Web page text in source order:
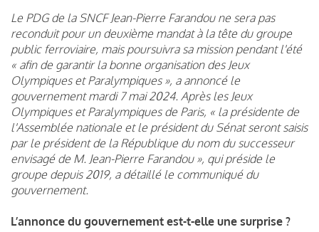
Le PDG de la SNCF Jean-Pierre Farandou ne sera pas
reconduit pour un deuxième mandat à la tête du groupe
public ferroviaire, mais poursuivra sa mission pendant l'été
« afin de garantir la bonne organisation des Jeux
Olympiques et Paralympiques », a annoncé le
gouvernement mardi 7 mai 2024. Après les Jeux
Olympiques et Paralympiques de Paris, « la présidente de
l'Assemblée nationale et le président du Sénat seront saisis
par le président de la République du nom du successeur
envisagé de M. Jean-Pierre Farandou », qui préside le
groupe depuis 2019, a détaillé le communiqué du
gouvernement.
L’annonce du gouvernement est-t-elle une surprise ?